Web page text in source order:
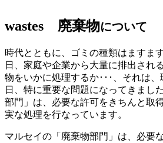
wastes 廃棄物について
時代とともに、ゴミの種類はますま
日、家庭や企業から大量に排出され
物をいかに処理するか･･･、それは
日、特に重要な問題になってきまし
部門」は、必要な許可をきちんと取
実な処理を行なっています。
マルセイの「廃棄物部門」は、必要